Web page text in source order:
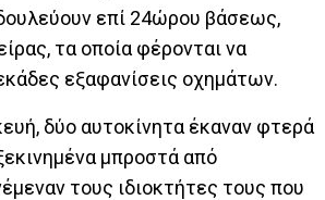
επί 24ώρου βάσεως,
τα οποία φέρονται να
εξαφανίσεις οχημάτων.
δύο αυτοκίνητα έκαναν φτερά
μπροστά από
τους ιδιοκτήτες τους που